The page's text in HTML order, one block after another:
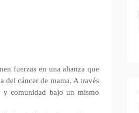
fuerzas en una alianza que
del cáncer de mama. A través
y comunidad bajo un mismo